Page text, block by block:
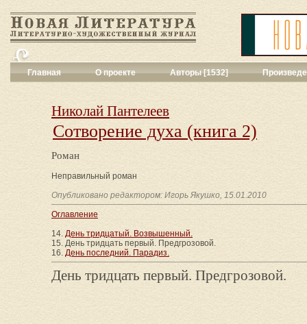
Главная О проекте Авторы [1532]
Переводы
Все жанры
Николай Пантелеев
Сотворение духа (книга 2)
Роман
Неправильный роман
Опубликовано редактором: Игорь Якушко, 15.01.2010
Оглавление
14. День тридцатый. Возвышенный.
15. День тридцать первый. Предгрозовой.
16. День последний. Парадиз.
День тридцать первый. Предгрозовой.